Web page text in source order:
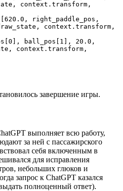
context.transform,
context.transform,
context.transform,
завершение игры.
выполняет всю работу,
за ней с пассажирского
себя включенным в
для исправления
небольших глюков и
запрос к ChatGPT казался
полноценный ответ).